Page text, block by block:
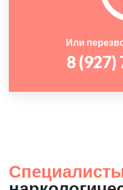
Или
8